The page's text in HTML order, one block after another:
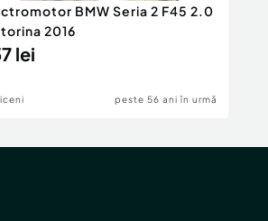
BMW Seria 2 F45 2.0
2016
lei
peste 56 ani în urmă